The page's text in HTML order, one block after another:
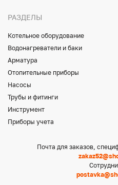
РАЗДЕЛЫ
Котельное оборудование
Водонагреватели и баки
Арматура
Отопительные приборы
Насосы
Трубы и фитинги
Инструмент
Приборы учета
Почта для заказов,